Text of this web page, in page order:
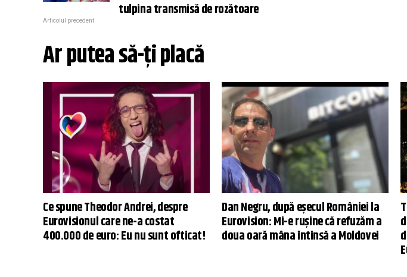
tulpina transmisă de rozătoare
Articolul precedent
Ar putea să-ți placă
Ce spune Theodor Andrei, despre
Eurovisionul care ne-a costat
400.000 de euro: Eu nu sunt ofticat!
Dan Negru, după eșecul României la
Eurovision: Mi-e rușine că refuzăm a
doua oară mâna întinsă a Moldovei